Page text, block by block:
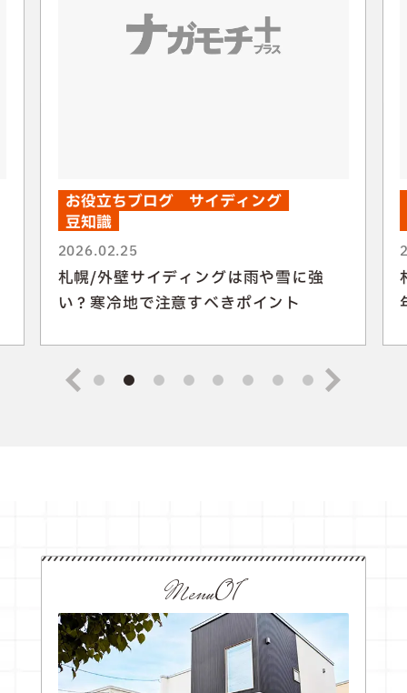
お役立ちブログ
サイディング
豆知識
2026.02.25
札幌/外壁サイディングは雨や雪に強
い？寒冷地で注意すべきポイント
Menu01